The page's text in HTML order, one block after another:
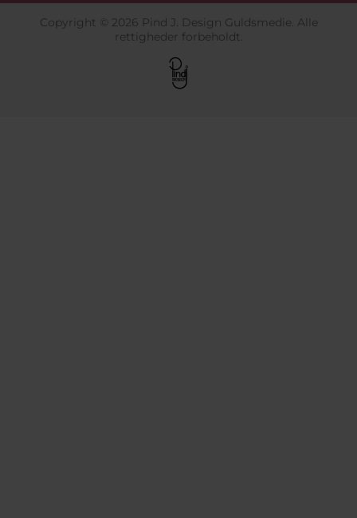
Copyright © 2026 Pind J. Design Guldsmedie. Alle
rettigheder forbeholdt.